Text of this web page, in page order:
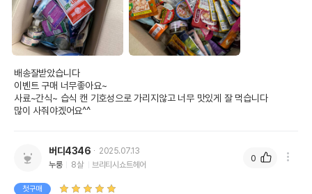
배송잘받았습니다
이벤트 구매 너무좋아요~
사료~간식~ 습식 캔 기호성으로 가리지않고 너무 맛있게 잘 먹습니다
많이 사줘야겠어요^^
버디4346
2025.07.13
누룽
8살 브리티시쇼트헤어
첫구매
0